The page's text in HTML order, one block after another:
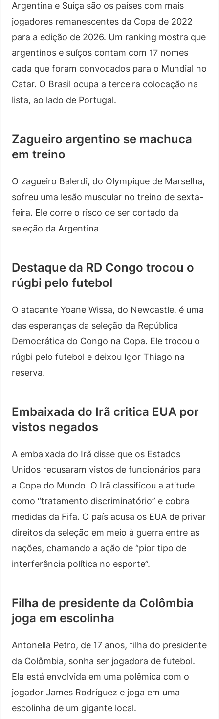
Argentina e Suíça são os países com mais
jogadores remanescentes da Copa de 2022
para a edição de 2026. Um ranking mostra que
argentinos e suíços contam com 17 nomes
cada que foram convocados para o Mundial no
Catar. O Brasil ocupa a terceira colocação na
lista, ao lado de Portugal.
Zagueiro argentino se machuca
em treino
O zagueiro Balerdi, do Olympique de Marselha,
sofreu uma lesão muscular no treino de sexta-
feira. Ele corre o risco de ser cortado da
seleção da Argentina.
Destaque da RD Congo trocou o
rúgbi pelo futebol
O atacante Yoane Wissa, do Newcastle, é uma
das esperanças da seleção da República
Democrática do Congo na Copa. Ele trocou o
rúgbi pelo futebol e deixou Igor Thiago na
reserva.
Embaixada do Irã critica EUA por
vistos negados
A embaixada do Irã disse que os Estados
Unidos recusaram vistos de funcionários para
a Copa do Mundo. O Irã classificou a atitude
como “tratamento discriminatório” e cobra
medidas da Fifa. O país acusa os EUA de privar
direitos da seleção em meio à guerra entre as
nações, chamando a ação de “pior tipo de
interferência política no esporte”.
Filha de presidente da Colômbia
joga em escolinha
Antonella Petro, de 17 anos, filha do presidente
da Colômbia, sonha ser jogadora de futebol.
Ela está envolvida em uma polêmica com o
jogador James Rodríguez e joga em uma
escolinha de um gigante local.